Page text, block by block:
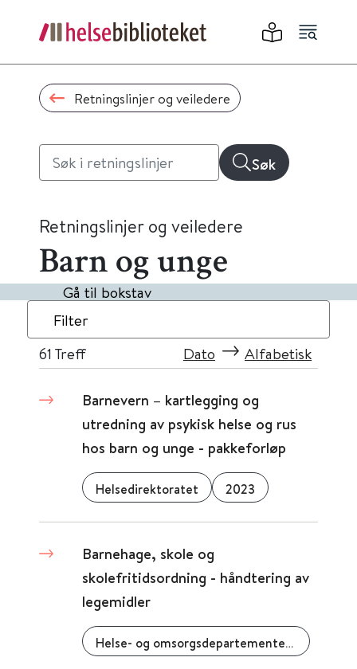
Retningslinjer og veiledere
Søk
Retningslinjer og veiledere
Barn og unge
Gå til bokstav
Filter
61 Treff Dato Alfabetisk
Barnevern – kartlegging og
utredning av psykisk helse og rus
hos barn og unge - pakkeforløp
Helsedirektoratet 2023
Barnehage, skole og
skolefritidsordning - håndtering av
legemidler
Helse- og omsorgsdepartementet (HOD)